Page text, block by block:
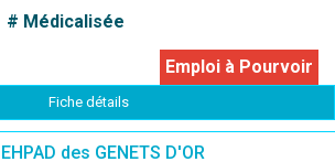
# Médicalisée
Emploi à Pourvoir
Fiche détails
EHPAD des GENETS D'OR